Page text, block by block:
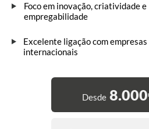
Foco em inovação, criatividade e
empregabilidade
Excelente ligação com empresas
internacionais
Desde